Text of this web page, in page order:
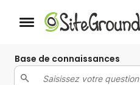
Bouton de navigation mobile
Base de connaissances